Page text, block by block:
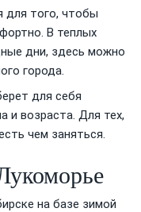
для того, чтобы
В теплых
дни, здесь можно
города.
для себя
и возраста. Для тех,
чем заняться.
на базе зимой